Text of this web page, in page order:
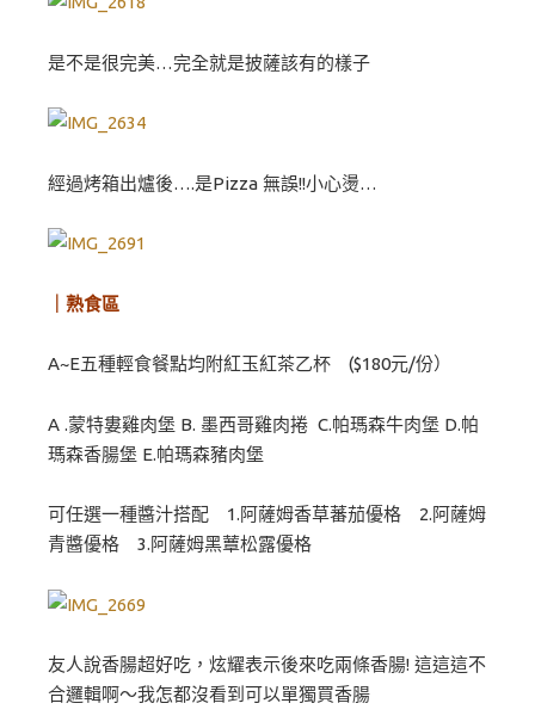
是不是很完美…完全就是披薩該有的樣子
經過烤箱出爐後….是Pizza 無誤!!小心燙…
｜熟食區
A~E五種輕食餐點均附紅玉紅茶乙杯 ($180元/份）
A .蒙特婁雞肉堡 B. 墨西哥雞肉捲 C.帕瑪森牛肉堡 D.帕
瑪森香腸堡 E.帕瑪森豬肉堡
可任選一種醬汁搭配 1.阿薩姆香草蕃茄優格 2.阿薩姆
青醬優格 3.阿薩姆黑蕈松露優格
友人說香腸超好吃，炫耀表示後來吃兩條香腸! 這這這不
合邏輯啊～我怎都沒看到可以單獨買香腸